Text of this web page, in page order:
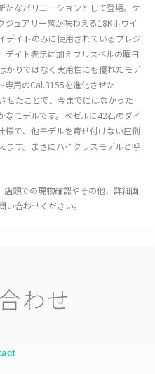
なバリエーションとして登場。ケ
ジュアリー感が味わえる18Kホワイ
デイトのみに使用されているプレジ
デイト表示に加えフルスペルの曜日
かりではなく実用性にも優れたモデ
専用のCal.3155を進化させた
せたことで、今までにはなかった
なモデルです。ベゼルに42石のダイ
様で、他モデルを寄せ付けない圧倒
ます。まさにハイクラスモデルと呼
頭での現物確認やその他、詳細画
合わせください。
わせ